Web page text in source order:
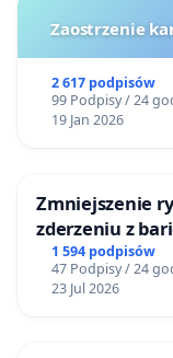
Zaostrzenie
2 617 podpisów
99 Podpisy / 24
19 Jan 2026
Zmniejszenie
zderzeniu z
1 594 podpisów
47 Podpisy / 24
23 Jul 2026